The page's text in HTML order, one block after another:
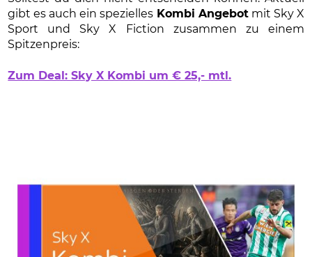
gibt es auch ein spezielles Kombi Angebotmit Sky X
Sport und Sky X Fiction zusammen zu einem
Spitzenpreis:
Zum Deal: Sky X Kombi um € 25,- mtl.